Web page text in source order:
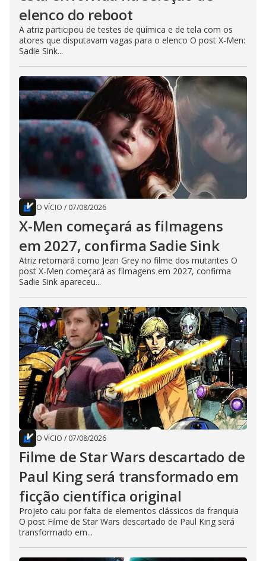
elenco do reboot
A atriz participou de testes de química e de tela com os
atores que disputavam vagas para o elenco O post X-Men:
Sadie Sink...
O VÍCIO / 07/08/2026
X-Men começará as filmagens
em 2027, confirma Sadie Sink
Atriz retornará como Jean Grey no filme dos mutantes O
post X-Men começará as filmagens em 2027, confirma
Sadie Sink apareceu...
O VÍCIO / 07/08/2026
Filme de Star Wars descartado de
Paul King será transformado em
ficção científica original
Projeto caiu por falta de elementos clássicos da franquia
O post Filme de Star Wars descartado de Paul King será
transformado em...